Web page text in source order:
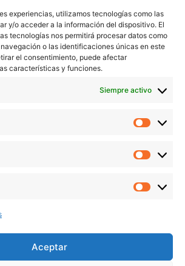
experiencias, utilizamos tecnologías como las
y/o acceder a la información del dispositivo. El
tecnologías nos permitirá procesar datos como
o las identificaciones únicas en este
el consentimiento, puede afectar
características y funciones.
Siempre activo
Aceptar
está bajo
EN MIS REDES